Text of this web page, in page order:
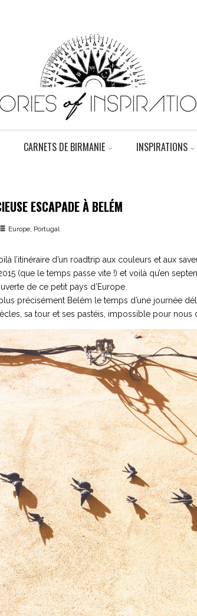
CARNETS DE BIRMANIE INSPIRATIONS
ESCAPADE À BELÉM
Europe Portugal
l’itinéraire d’un roadtrip aux couleurs et aux
(que le temps passe vite !) et voilà qu’en
de ce petit pays d’Europe.
précisément Belém le temps d’une journée
sa tour et ses pastéis, impossible pour nous